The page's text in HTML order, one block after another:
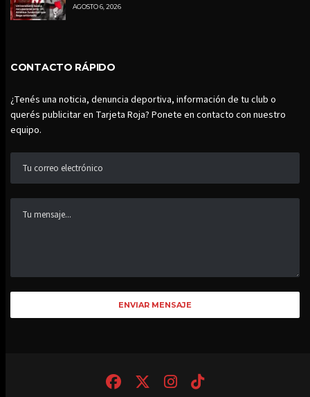
AGOSTO 6, 2026
CONTACTO RÁPIDO
¿Tenés una noticia, denuncia deportiva, información de tu club o
querés publicitar en Tarjeta Roja? Ponete en contacto con nuestro
equipo.